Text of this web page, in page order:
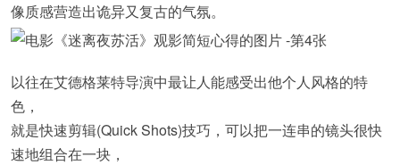
像质感营造出诡异又复古的气氛。
以往在艾德格莱特导演中最让人能感受出他个人风格的特
色，
就是快速剪辑(Quick Shots)技巧，可以把一连串的镜头很快
速地组合在一块，